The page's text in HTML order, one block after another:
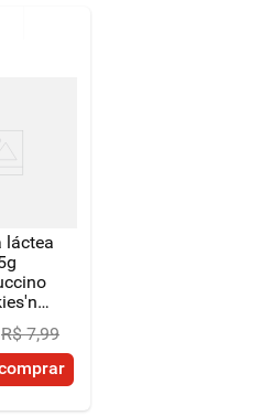
láctea
3
250ml
R$ 7,99